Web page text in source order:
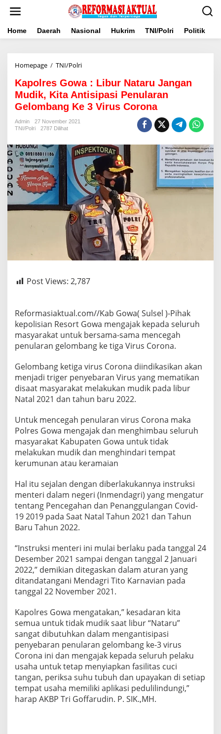
Home Daerah Nasional Hukrim TNI/Polri Politik
Homepage / TNI/PolriKapolres
:
Libur
Nataru
Jangan
Penularan
Gelombang
Ke
3
Virus
Corona
Kapolres Gowa : Libur Nataru Jangan
Mudik, Kita Antisipasi Penularan
Gelombang Ke 3 Virus Corona
Admin
27 November 2021
TNI/Polri
2787 Dilihat
Post Views: 2,787
Reformasiaktual.com//Kab Gowa( Sulsel )-Pihak
kepolisian Resort Gowa mengajak kepada seluruh
masyarakat untuk bersama-sama mencegah
penularan gelombang ke tiga Virus Corona.
Gelombang ketiga virus Corona diindikasikan akan
menjadi triger penyebaran Virus yang mematikan
disaat masyarakat melakukan mudik pada libur
Natal 2021 dan tahun baru 2022.
Untuk mencegah penularan virus Corona maka
Polres Gowa mengajak dan menghimbau seluruh
masyarakat Kabupaten Gowa untuk tidak
melakukan mudik dan menghindari tempat
kerumunan atau keramaian
Hal itu sejalan dengan diberlakukannya instruksi
menteri dalam negeri (Inmendagri) yang mengatur
tentang Pencegahan dan Penanggulangan Covid-
19 2019 pada Saat Natal Tahun 2021 dan Tahun
Baru Tahun 2022.
“Instruksi menteri ini mulai berlaku pada tanggal 24
Desember 2021 sampai dengan tanggal 2 Januari
2022,” demikian ditegaskan dalam aturan yang
ditandatangani Mendagri Tito Karnavian pada
tanggal 22 November 2021.
Kapolres Gowa mengatakan,” kesadaran kita
semua untuk tidak mudik saat libur “Nataru”
sangat dibutuhkan dalam mengantisipasi
penyebaran penularan gelombang ke-3 virus
Corona ini dan mengajak kepada seluruh pelaku
usaha untuk tetap menyiapkan fasilitas cuci
tangan, periksa suhu tubuh dan upayakan di setiap
tempat usaha memiliki aplikasi pedulilindungi,”
harap AKBP Tri Goffarudin. P. SIK.,MH.